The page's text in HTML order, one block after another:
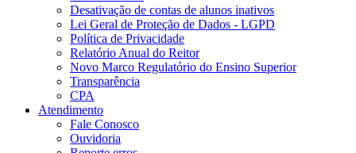
Desativação de contas de alunos inativos
Lei Geral de Proteção de Dados - LGPD
Política de Privacidade
Relatório Anual do Reitor
Novo Marco Regulatório do Ensino Superior
Transparência
CPA
Atendimento
Fale Conosco
Ouvidoria